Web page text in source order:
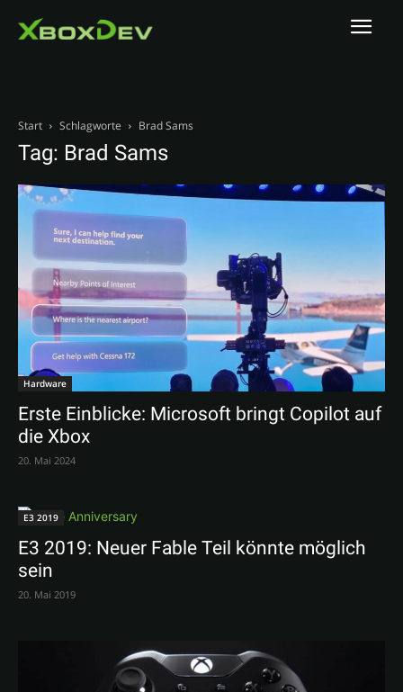
Start Schlagworte Brad Sams
Tag: Brad Sams
Hardware
Erste Einblicke: Microsoft bringt Copilot auf
die Xbox
20. Mai 2024
E3 2019
E3 2019: Neuer Fable Teil könnte möglich
sein
20. Mai 2019